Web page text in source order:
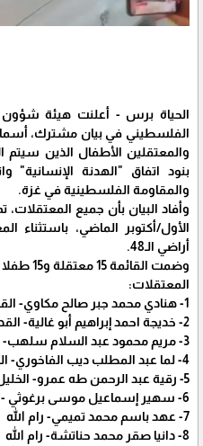
الحياة برس - أعلنت هيئة شؤون
الفلسطيني في بيان مشترك،
والمعتقلين الأطفال الذين سيتم
بنود اتفاق "الهدنة الإنسانية"
والمقاومة الفلسطينية في غزة.
وأفاد البيان بأن جميع
الأول/أكتوبر الماضي، باستثناء
أراضي الـ48.
وضمت القائمة 15 معتقلة و15 طفلا معتقلا، وهم:
المعتقلات:
1- هنادي محمد جبر صالح مكاوي- القدس
2- خديجة احمد إبراهيم أبو غالية- القدس
3- مريم محمود عبد السلام سلهب- الخليل
4- لما عبد المطلب ديب الفاخوري- الخليل
5- رقية عبد الرحمن طه عمرو- الخليل
6- سهير إسماعيل موسى برغوثي - رام الله
7- عهد باسم محمد تميمي- رام الله
8- دانيا صقر محمد حناتشة- رام الله